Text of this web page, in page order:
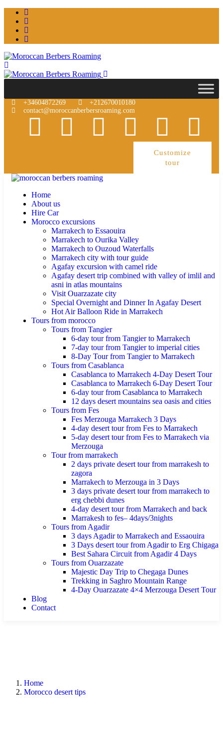
+34604872269
+212670010180
contact@moroccanberbersroaming.com
Customize
tour
Home
About us
Hire Car
Morocco excursions
Marrakech to Essaouira
Marrakech to Ourika Valley
Marrakech to Ouzoud Waterfalls
Marrakech city with tour guide
Agafay excursion with camel ride
Agafay desert trip combined with valley of imlil and
asni in atlas mountains
Visit Ouarzazate city
Special Overnight and Dinner In Agafay Desert
Hot Air Balloon Ride in Marrakech
Tours from morocco
Tours from Tangier
6-day tour from Tangier to Marrakech
7-day tour from Tangier to imperial cities
8-Day Tour from Tangier to Marrakech
Tours from Casablanca
Casablanca to Marrakech 4-Day Desert Tour
Casablanca to Marrakech 6-Day Desert Tour
6-day tour from Casablanca to Marrakech
12 days desert mountains sea oasis and cities
Tours from Fes
Fes Merzouga Marrakech 3 Days
4-day desert tour from Fes to Marrakech
5-day desert tour from Fes to Marrakech via
Merzouga
Tour from marrakech
2 days private desert tour from marrakesh to
zagora
Marrakech to Merzouga in 3 Days
3 days private desert tour from marrakech to
erg chebbi dunes
4-day desert tour from Marrakech and back
Marrakesh to fes– 4days/3nights
Tours from Agadir
3 days Agadir to Marrakech and Essaouira
3 Days desert tour from Agadir to Erg Chigaga
Best Sahara Circuit from Agadir 4 Days
Tours from Ouarzazate
Majestic Day Trip to Chegaga Dunes
Trekking in Saghro Mountain Range
4-Day Ouarzazate 4×4 Merzouga Desert Tour
Blog
Contact
Home
Morocco desert tips